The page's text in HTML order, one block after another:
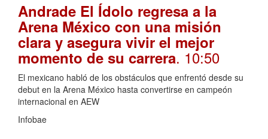
Andrade El Ídolo regresa a la
Arena México con una misión
clara y asegura vivir el mejor
momento de su carrera. 10:50
El mexicano habló de los obstáculos que enfrentó desde su
debut en la Arena México hasta convertirse en campeón
internacional en AEW
Infobae